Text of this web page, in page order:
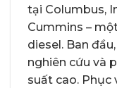
tại Columbus,
Cummins –
diesel. Ban
nghiên cứu và
suất cao. Phục